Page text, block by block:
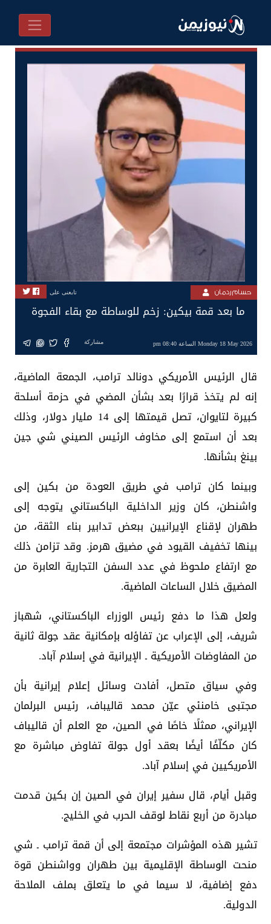
حسام ردمان تابعنى على
ما بعد قمة بيكين: زخم للوساطة مع بقاء الفجوة
Monday 18 May 2026 الساعة 08:40 pm مشاركة
قال الرئيس الأمريكي دونالد ترامب، الجمعة الماضية،
إنه لم يتخذ قرارًا بعد بشأن المضي في حزمة أسلحة
كبيرة لتايوان، تصل قيمتها إلى 14 مليار دولار، وذلك
بعد أن استمع إلى مخاوف الرئيس الصيني شي جين
بينغ بشأنها.
وبينما كان ترامب في طريق العودة من بكين إلى
واشنطن، كان وزير الداخلية الباكستاني يتوجه إلى
طهران لإقناع الإيرانيين ببعض تدابير بناء الثقة، من
بينها تخفيف القيود في مضيق هرمز. وقد تزامن ذلك
مع ارتفاع ملحوظ في عدد السفن التجارية العابرة من
المضيق خلال الساعات الماضية.
ولعل هذا ما دفع رئيس الوزراء الباكستاني، شهباز
شريف، إلى الإعراب عن تفاؤله بإمكانية عقد جولة ثانية
من المفاوضات الأمريكية ـ الإيرانية في إسلام آباد.
وفي سياق متصل، أفادت وسائل إعلام إيرانية بأن
مجتبى خامنئي عيّن محمد قاليباف، رئيس البرلمان
الإيراني، ممثلًا خاصًا في الصين، مع العلم أن قاليباف
كان مكلّفًا أيضًا بعقد أول جولة تفاوض مباشرة مع
الأمريكيين في إسلام آباد.
وقبل أيام، قال سفير إيران في الصين إن بكين قدمت
مبادرة من أربع نقاط لوقف الحرب في الخليج.
تشير هذه المؤشرات مجتمعة إلى أن قمة ترامب ـ شي
منحت الوساطة الإقليمية بين طهران وواشنطن قوة
دفع إضافية، لا سيما في ما يتعلق بملف الملاحة
الدولية.